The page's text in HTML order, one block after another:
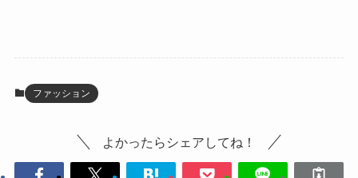
ファッション
よかったらシェアしてね！